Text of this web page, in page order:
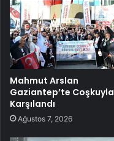
Mahmut Arslan
Gaziantep’te Coşkuyla
Karşılandı
Ağustos 7, 2026